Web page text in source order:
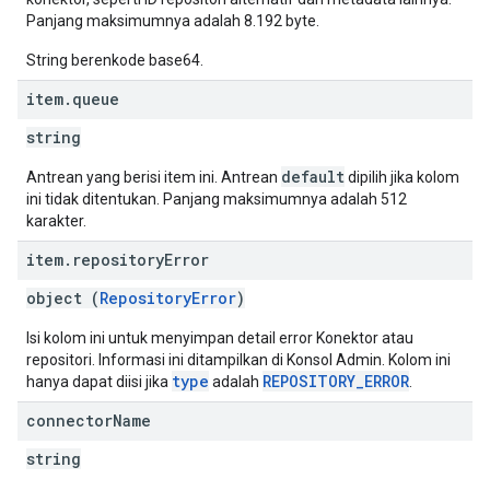
Panjang maksimumnya adalah 8.192 byte.
String berenkode base64.
item. queue
string
Antrean yang berisi item ini. Antrean defaultdipilih jika kolom
ini tidak ditentukan. Panjang maksimumnya adalah 512
karakter.
item. repositoryError
object (RepositoryError)
Isi kolom ini untuk menyimpan detail error Konektor atau
repositori. Informasi ini ditampilkan di Konsol Admin. Kolom ini
hanya dapat diisi jika type adalah REPOSITORY_ERROR
connectorName
string